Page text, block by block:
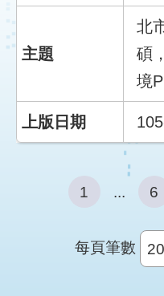
年
域
試
檔
案
北
碩
境
1 ... 6
每頁筆數